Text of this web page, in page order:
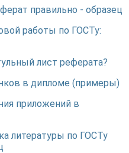
правильно - образец
работы по ГОСТу:
лист реферата?
в дипломе (примеры)
приложений в
литературы по ГОСТу